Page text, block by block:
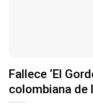
Fallece ‘El
colombiana de